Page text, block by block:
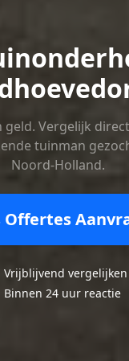
geld. Vergelijk
tuinman
Noord-Holland.
Offertes
Vrijblijvend vergelijken
Binnen 24 uur reactie